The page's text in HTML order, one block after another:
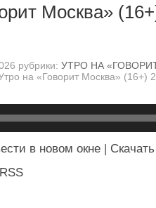
Москва»
рубрики: УТРО НА
на «Говорит Москва» (16+)
в новом окне
Скачать
RSS